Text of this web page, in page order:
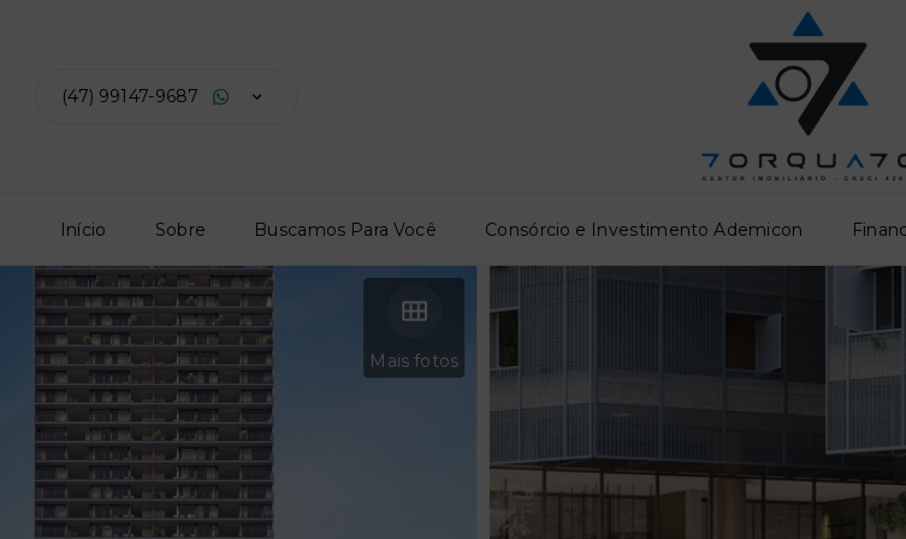
(47) 99147-9687
Início Sobre Buscamos Para Você Consórcio e Investimento Ademicon
Mais fotos